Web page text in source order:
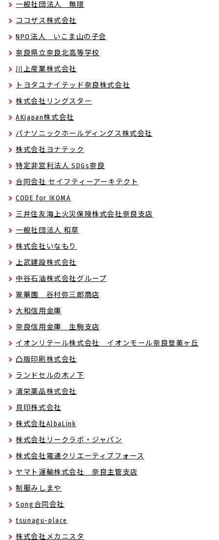
一般社団法人 無限
ココザス株式会社
NPO法人 いこま山の子会
奈良県立奈良北高等学校
川上産業株式会社
トヨタユナイテッド奈良株式会社
株式会社リングスター
AKjapan株式会社
パナソニックホールディングス株式会社
株式会社ヨナテック
特定非営利法人 SDGs奈良
合同会社 セイフティーアーキテクト
CODE for IKOMA
三井住友海上火災保険株式会社奈良支店
一般社団法人 和草
株式会社いなもり
上武建設株式会社
中谷石油株式会社グループ
翠華園 谷村弥三郎商店
大和信用金庫
奈良信用金庫 生駒支店
イオンリテール株式会社 イオンモール奈良登美ヶ丘
凸版印刷株式会社
ランドセルの木ノ下
清栄薬品株式会社
貝印株式会社
株式会社AlbaLink
株式会社リークラボ・ジャパン
株式会社電通クリエーティブフォース
ヤマト運輸株式会社 奈良主管支店
制服みしまや
Song合同会社
tsunagu-place
株式会社メカニスタ